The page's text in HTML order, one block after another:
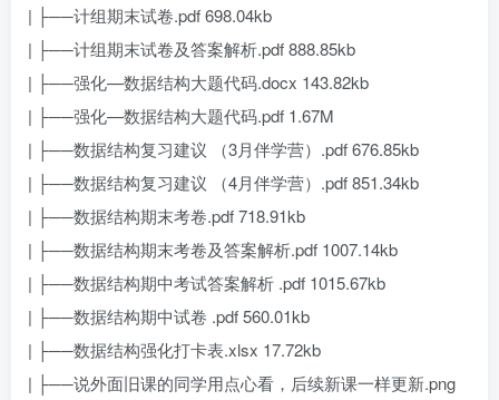
| ├──计组期末试卷.pdf 698.04kb
| ├──计组期末试卷及答案解析.pdf 888.85kb
| ├──强化—数据结构大题代码.docx 143.82kb
| ├──强化—数据结构大题代码.pdf 1.67M
| ├──数据结构复习建议 （3月伴学营）.pdf 676.85kb
| ├──数据结构复习建议 （4月伴学营）.pdf 851.34kb
| ├──数据结构期末考卷.pdf 718.91kb
| ├──数据结构期末考卷及答案解析.pdf 1007.14kb
| ├──数据结构期中考试答案解析 .pdf 1015.67kb
| ├──数据结构期中试卷 .pdf 560.01kb
| ├──数据结构强化打卡表.xlsx 17.72kb
| ├──说外面旧课的同学用点心看，后续新课一样更新.png